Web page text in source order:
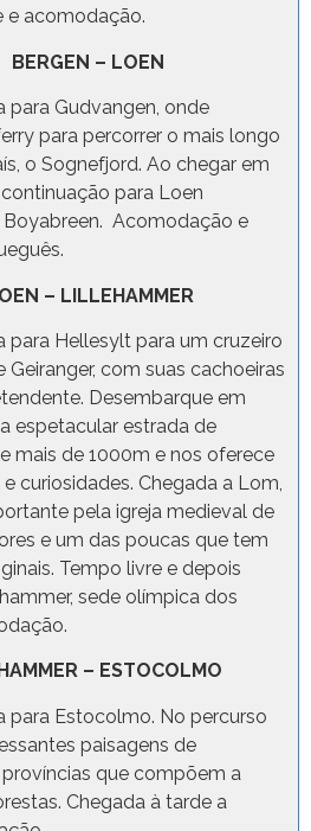
e acomodação.
BERGEN – LOEN
para Gudvangen, onde
para percorrer o mais longo
o Sognefjord. Ao chegar em
para Loen
Acomodação e
– LILLEHAMMER
para Hellesylt para um cruzeiro
Geiranger, com suas cachoeiras
Desembarque em
espetacular estrada de
mais de 1000m e nos oferece
curiosidades. Chegada a Lom,
pela igreja medieval de
e um das poucas que tem
Tempo livre e depois
sede olímpica dos
– ESTOCOLMO
para Estocolmo. No percurso
paisagens de
que compõem a
Chegada à tarde a